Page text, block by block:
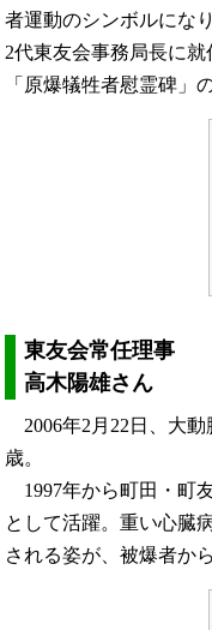
者運動のシンボルにな
2代東友会事務局長に
「原爆犠牲者慰霊碑」
東友会常任理事
高木陽雄さん
2006年2月22日、大動
歳。
1997年から町田・町
として活躍。重い心臓
される姿が、被爆者か